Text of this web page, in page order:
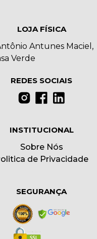
LOJA FÍSICA
Antunes Maciel,
Verde
REDES SOCIAIS
INSTITUCIONAL
Sobre Nós
de Privacidade
SEGURANÇA